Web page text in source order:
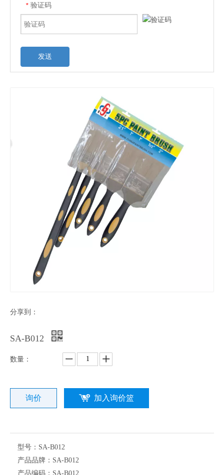
* 验证码
发送
分享到：
SA-B012
数量：
询价 加入询价篮
型号： SA-B012
产品品牌： SA-B012
产品编码： SA-B012